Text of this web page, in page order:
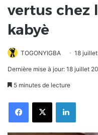
vertus chez
kabyè
TOGONYIGBA 18
Dernière mise à jour: 18 juillet
5 minutes de lecture
FacebookX Linkedin